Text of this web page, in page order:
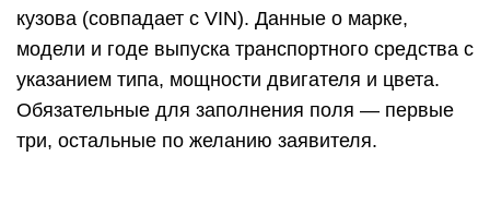
кузова (совпадает с VIN). Данные о марке,
модели и годе выпуска транспортного средства с
указанием типа, мощности двигателя и цвета.
Обязательные для заполнения поля — первые
три, остальные по желанию заявителя.